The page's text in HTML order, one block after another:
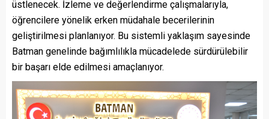
üstlenecek. İzleme ve değerlendirme çalışmalarıyla,
öğrencilere yönelik erken müdahale becerilerinin
geliştirilmesi planlanıyor. Bu sistemli yaklaşım sayesinde
Batman genelinde bağımlılıkla mücadelede sürdürülebilir
bir başarı elde edilmesi amaçlanıyor.